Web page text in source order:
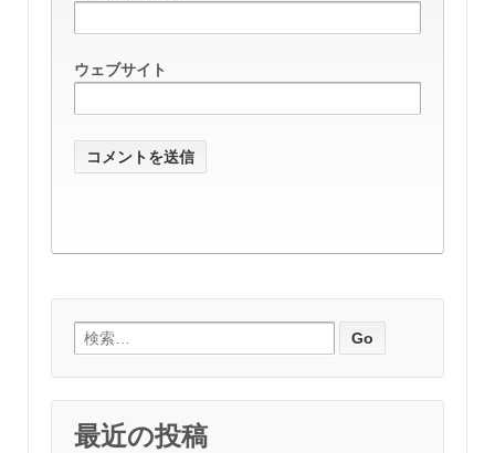
ウェブサイト
検索:
最近の投稿